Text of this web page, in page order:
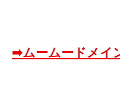
➡ムームードメイ